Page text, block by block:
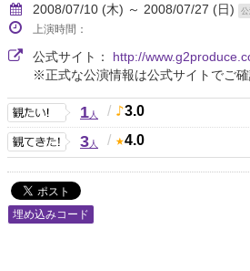
2008/07/10 (木) ～ 2008/07/27 (日) 公
上演時間：
公式サイト： http://
※正式な公演情報は公式サイトでご確
1人 / 3.0
3人 / 4.0
埋め込みコード